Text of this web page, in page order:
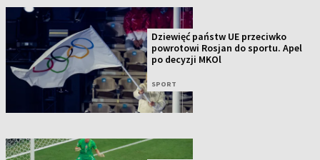
Dziewięć państw UE przeciwko
powrotowi Rosjan do sportu. Apel
po decyzji MKOl
SPORT